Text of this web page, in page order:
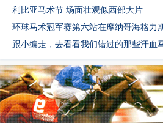
利比亚马术节 场面壮观似西部大片
环球马术冠军赛第六站在摩纳哥海格力
跟小编走，去看看我们错过的那些汗血